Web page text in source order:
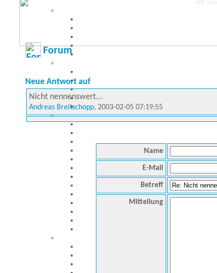
Forum
Neue Antwort auf
Nicht nennenswert...
Andreas Breitschopp, 2003-02-05 07:19:55
Name
E-Mail
Betreff
Mitteilung